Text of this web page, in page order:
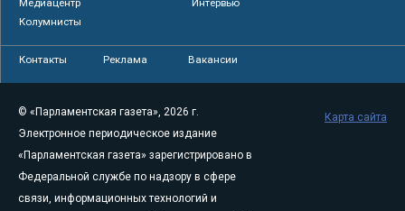
Колумнисты
Контакты Реклама Вакансии
© «Парламентская газета», 2026 г.
Электронное периодическое издание
«Парламентская газета» зарегистрировано в
Федеральной службе по надзору в сфере
связи, информационных технологий и
Карта сайта